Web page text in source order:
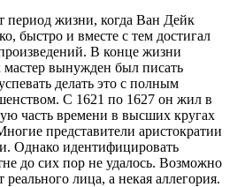
период жизни, когда Ван Дейк
быстро и вместе с тем достигал
В конце жизни
вынужден был писать
делать это с полным
С 1621 по 1627 он жил в
часть времени в высших кругах
представители аристократии
Однако идентифицировать
до сих пор не удалось. Возможно
реального лица, а некая аллегория.